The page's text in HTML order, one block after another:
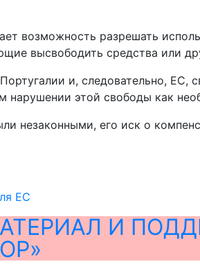
возможность разрешать
высвободить средства или
и, следовательно, ЕС,
нарушении этой свободы как
незаконными, его иск о
ЕС
И